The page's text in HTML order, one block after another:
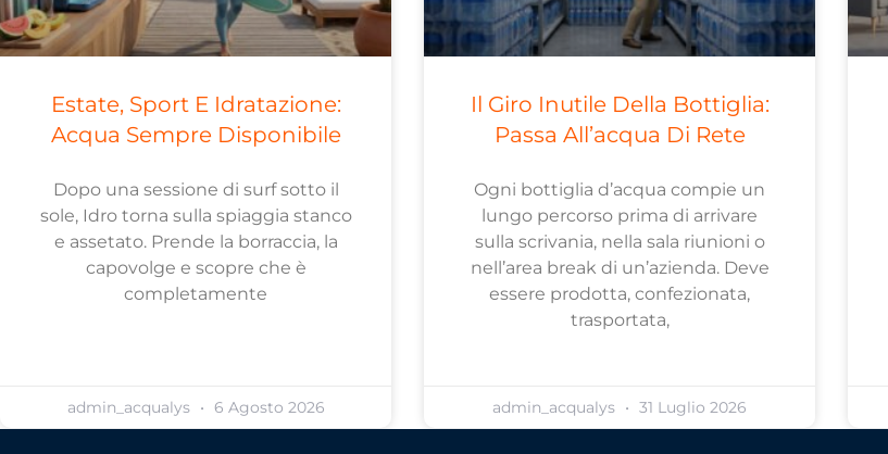
Estate, Sport E Idratazione:
Acqua Sempre Disponibile
Dopo una sessione di surf sotto il
sole, Idro torna sulla spiaggia stanco
e assetato. Prende la borraccia, la
capovolge e scopre che è
completamente
admin_acqualys 6 Agosto 2026
Il Giro Inutile Della Bottiglia:
Passa All’acqua Di Rete
Ogni bottiglia d’acqua compie un
lungo percorso prima di arrivare
sulla scrivania, nella sala riunioni o
nell’area break di un’azienda. Deve
essere prodotta, confezionata,
trasportata,
admin_acqualys 31 Luglio 2026